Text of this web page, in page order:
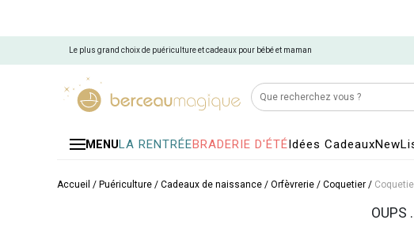
Le plus grand choix de puériculture et cadeaux pour bébé et maman
MENULA RENTRÉEBRADERIE D'ÉTÉIdées CadeauxNew
Accueil / Puériculture / Cadeaux de naissance / Orfèvrerie / Coquetier /